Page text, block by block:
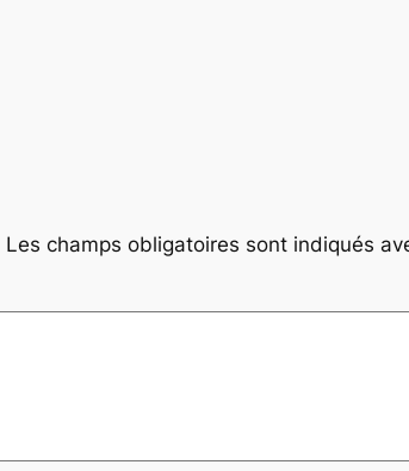
Les champs obligatoires sont indiqués